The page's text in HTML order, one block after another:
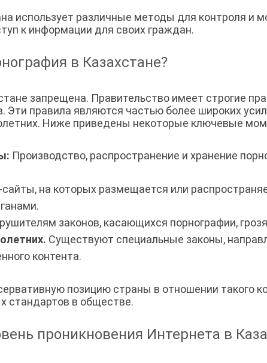
использует различные методы для контроля и
к информации для своих граждан.
в Казахстане?
запрещена. Правительство имеет строгие
Эти правила являются частью более широких
Ниже приведены некоторые ключевые
Производство, распространение и хранение
на которых размещается или
законов, касающихся порнографии,
Существуют специальные законы,
контента.
позицию страны в отношении такого
стандартов в обществе.
проникновения Интернета в